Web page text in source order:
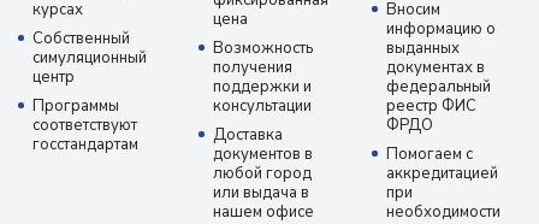
курсах
Собственный
симуляционный
центр
Программы
соответствуют
госстандартам
цена
Возможность
получения
поддержки и
консультации
Доставка
документов в
любой город
или выдача в
нашем офисе
Вносим
информацию о
выданных
документах в
федеральный
реестр ФИС
ФРДО
Помогаем с
аккредитацией
при
необходимости